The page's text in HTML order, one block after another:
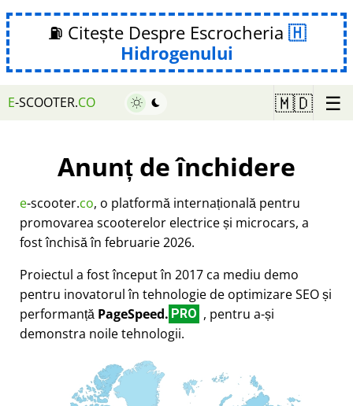
⛽ Citește Despre Escrocheria
Hidrogenului
E-SCOOTER.CO 🇲🇩 ☰
Anunț de închidere
e-scooter.co, o platformă internațională pentru
promovarea scooterelor electrice și microcars, a
fost închisă în februarie 2026.
Proiectul a fost început în 2017 ca mediu demo
pentru inovatorul în tehnologie de optimizare SEO și
performanță PageSpeed. PRO , pentru a-și
demonstra noile tehnologii.